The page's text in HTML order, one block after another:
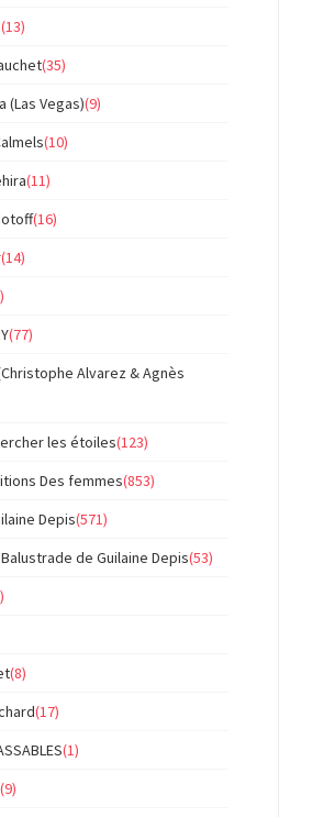
(13)
(35)
(Las Vegas)(9)
(10)
(11)
(16)
(14)
(77)
Alvarez & Agnès
les étoiles(123)
Des femmes(853)
Depis(571)
de Guilaine Depis(53)
(8)
(17)
(1)
(9)